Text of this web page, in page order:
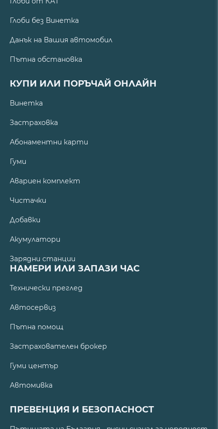
Глоби без Винетка
Данък на Вашия автомобил
Пътна обстановка
КУПИ ИЛИ ПОРЪЧАЙ ОНЛАЙН
Винетка
Застраховка
Абонаментни карти
Гуми
Авариен комплект
Чистачки
Добавки
Акумулатори
Зарядни станции
НАМЕРИ ИЛИ ЗАПАЗИ ЧАС
Технически преглед
Автосервиз
Пътна помощ
Застрахователен брокер
Гуми център
Автомивка
ПРЕВЕНЦИЯ И БЕЗОПАСНОСТ